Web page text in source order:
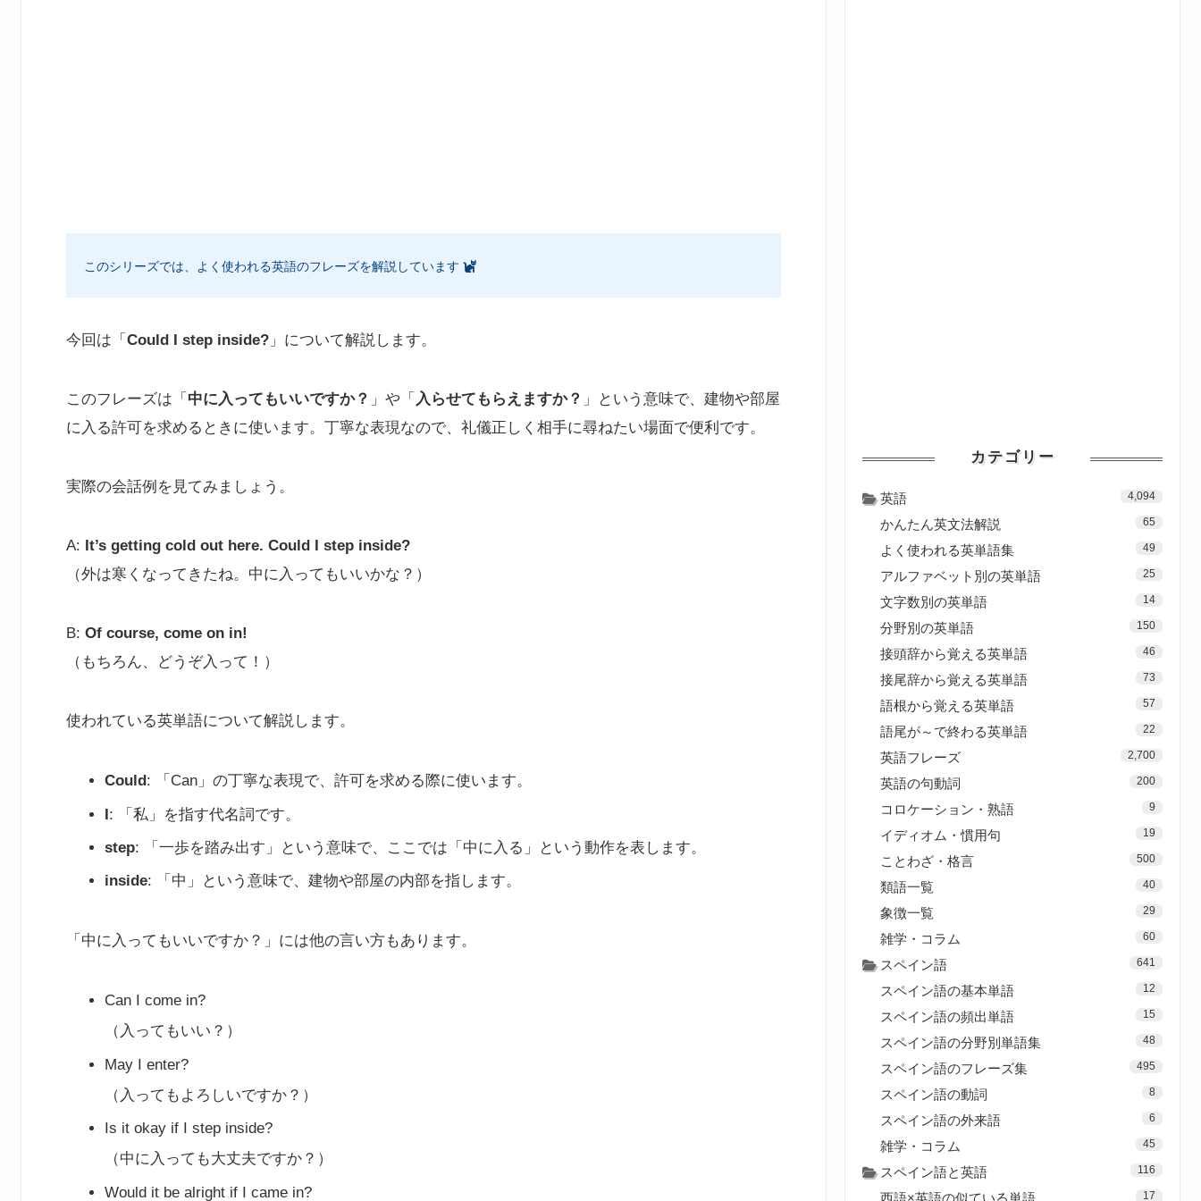
このシリーズでは、よく使われる英語のフレーズを解説しています
今回は「 Could I step inside? 」について解説します。
このフレーズは「 中に入ってもいいですか？ 」や「 入らせてもらえますか？ 」という意味で、建物や部屋
に入る許可を求めるときに使います。丁寧な表現なので、礼儀正しく相手に尋ねたい場面で便利です。
実際の会話例を見てみましょう。
A: It’s getting cold out here. Could I step inside?
（外は寒くなってきたね。中に入ってもいいかな？）
B: Of course, come on in!
（もちろん、どうぞ入って！）
使われている英単語について解説します。
Could : 「Can」の丁寧な表現で、許可を求める際に使います。
I: 「私」を指す代名詞です。
step: 「一歩を踏み出す」という意味で、ここでは「中に入る」という動作を表します。
inside: 「中」という意味で、建物や部屋の内部を指します。
「中に入ってもいいですか？」には他の言い方もあります。
Can I come in?
（入ってもいい？）
May I enter?
（入ってもよろしいですか？）
Is it okay if I step inside?
（中に入っても大丈夫ですか？）
Would it be alright if I came in?
カテゴリー
英語 4,094
かんたん英文法解説 65
よく使われる英単語集 49
アルファベット別の英単語 25
文字数別の英単語 14
分野別の英単語 150
接頭辞から覚える英単語 46
接尾辞から覚える英単語 73
語根から覚える英単語 57
語尾が～で終わる英単語 22
英語フレーズ 2,700
英語の句動詞 200
コロケーション・熟語 9
イディオム・慣用句 19
ことわざ・格言 500
類語一覧 40
象徴一覧 29
雑学・コラム 60
スペイン語 641
スペイン語の基本単語 12
スペイン語の頻出単語 15
スペイン語の分野別単語集 48
スペイン語のフレーズ集 495
スペイン語の動詞 8
スペイン語の外来語 6
雑学・コラム 45
スペイン語と英語 116
西語×英語の似ている単語 17